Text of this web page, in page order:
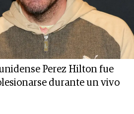
Perez Hilton fue
durante un vivo